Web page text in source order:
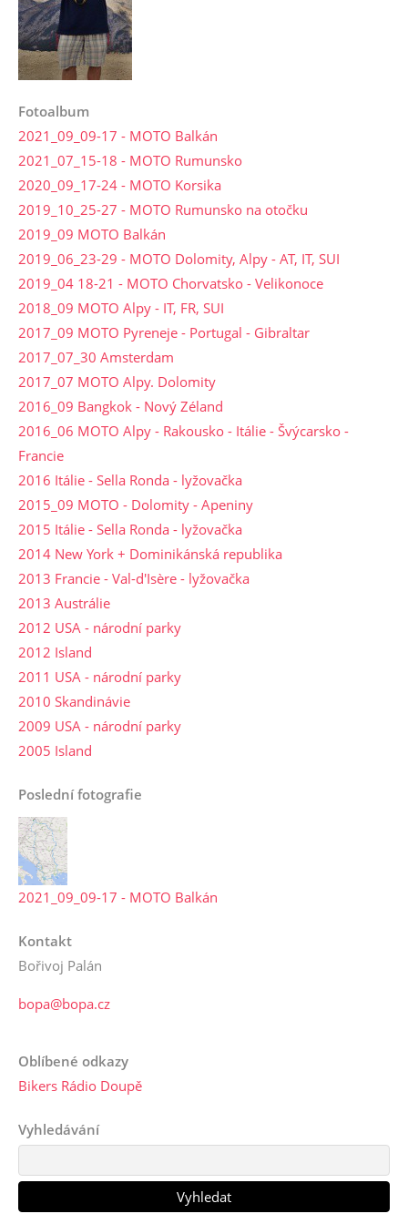
Fotoalbum
2021_09_09-17 - MOTO Balkán
2021_07_15-18 - MOTO Rumunsko
2020_09_17-24 - MOTO Korsika
2019_10_25-27 - MOTO Rumunsko na otočku
2019_09 MOTO Balkán
2019_06_23-29 - MOTO Dolomity, Alpy - AT, IT, SUI
2019_04 18-21 - MOTO Chorvatsko - Velikonoce
2018_09 MOTO Alpy - IT, FR, SUI
2017_09 MOTO Pyreneje - Portugal - Gibraltar
2017_07_30 Amsterdam
2017_07 MOTO Alpy. Dolomity
2016_09 Bangkok - Nový Zéland
2016_06 MOTO Alpy - Rakousko - Itálie - Švýcarsko -
Francie
2016 Itálie - Sella Ronda - lyžovačka
2015_09 MOTO - Dolomity - Apeniny
2015 Itálie - Sella Ronda - lyžovačka
2014 New York + Dominikánská republika
2013 Francie - Val-d'Isère - lyžovačka
2013 Austrálie
2012 USA - národní parky
2012 Island
2011 USA - národní parky
2010 Skandinávie
2009 USA - národní parky
2005 Island
Poslední fotografie
2021_09_09-17 - MOTO Balkán
Kontakt
Bořivoj Palán
bopa@bopa.cz
Oblíbené odkazy
Bikers Rádio Doupě
Vyhledávání